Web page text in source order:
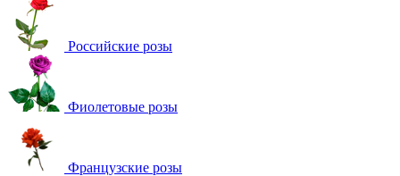
Российские розы
Фиолетовые розы
Французские розы